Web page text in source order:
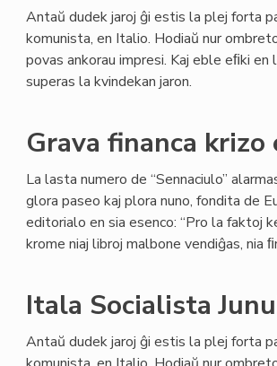
Antaŭ dudek jaroj ĝi estis la plej forta
komunista, en Italio. Hodiaŭ nur
povas ankorau impresi. Kaj eble eﬁki
superas la kvindekan jaron.
Grava financa krizo
La lasta numero de “Sennaciulo”
glora paseo kaj plora nuno, fondita de
editorialo en sia esenco: “Pro la faktoj
krome niaj libroj malbone vendiĝas, nia
Itala Socialista
Antaŭ dudek jaroj ĝi estis la plej forta